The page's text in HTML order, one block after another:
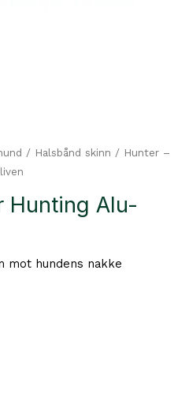
/ Halsbånd skinn / Hunter –
Hunting Alu-
hundens nakke